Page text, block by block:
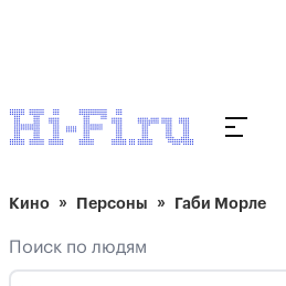
Кино Персоны Габи Морле
Поиск по людям